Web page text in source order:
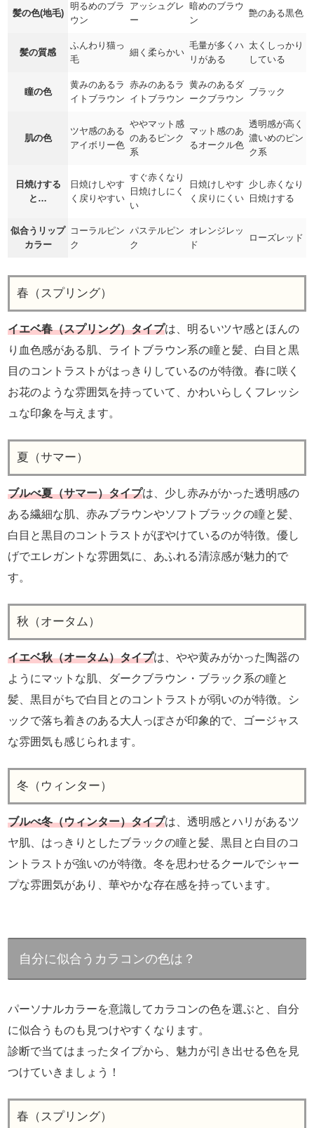
髪の色(地毛)
明るめのブラ
ウン
アッシュグレ
ー
暗めのブラウ
ン
艶のある黒色
髪の質感
ふんわり猫っ
毛
細く柔らかい
毛量が多くハ
リがある
太くしっかり
している
瞳の色
黄みのあるラ
イトブラウン
赤みのあるラ
イトブラウン
黄みのあるダ
ークブラウン
ブラック
肌の色
ツヤ感のある
アイボリー色
ややマット感
のあるピンク
系
マット感のあ
るオークル色
透明感が高く
濃いめのピン
ク系
日焼けする
と…
日焼けしやす
く戻りやすい
すぐ赤くなり
日焼けしにく
い
日焼けしやす
く戻りにくい
少し赤くなり
日焼けする
似合うリップ
カラー
コーラルピン
ク
パステルピン
ク
オレンジレッ
ド
ローズレッド
春（スプリング）
イエベ春（スプリング）タイプは、明るいツヤ感とほんの
り血色感がある肌、ライトブラウン系の瞳と髪、白目と黒
目のコントラストがはっきりしているのが特徴。春に咲く
お花のような雰囲気を持っていて、かわいらしくフレッシ
ュな印象を与えます。
夏（サマー）
ブルべ夏（サマー）タイプは、少し赤みがかった透明感の
ある繊細な肌、赤みブラウンやソフトブラックの瞳と髪、
白目と黒目のコントラストがぼやけているのが特徴。優し
げでエレガントな雰囲気に、あふれる清涼感が魅力的で
す。
秋（オータム）
イエベ秋（オータム）タイプは、やや黄みがかった陶器の
ようにマットな肌、ダークブラウン・ブラック系の瞳と
髪、黒目がちで白目とのコントラストが弱いのが特徴。シ
ックで落ち着きのある大人っぽさが印象的で、ゴージャス
な雰囲気も感じられます。
冬（ウィンター）
ブルべ冬（ウィンター）タイプは、透明感とハリがあるツ
ヤ肌、はっきりとしたブラックの瞳と髪、黒目と白目のコ
ントラストが強いのが特徴。冬を思わせるクールでシャー
プな雰囲気があり、華やかな存在感を持っています。
自分に似合うカラコンの色は？
パーソナルカラーを意識してカラコンの色を選ぶと、自分
に似合うものも見つけやすくなります。
診断で当てはまったタイプから、魅力が引き出せる色を見
つけていきましょう！
春（スプリング）